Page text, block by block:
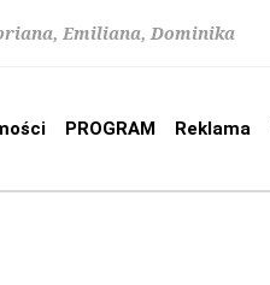
Emiliana, Dominika
PROGRAM Reklama